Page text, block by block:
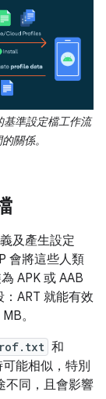
準設定檔工作流
關係。
及產生設定
會將這些人類
APK 或 AAB
ART 就能有效
。
和
能相似，特別
不同，且會影響